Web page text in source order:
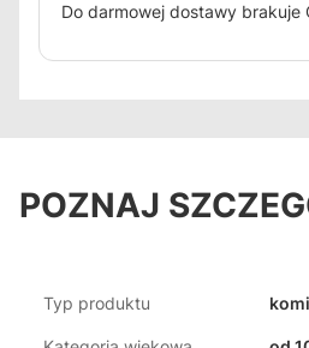
Do darmowej dostawy brakuje
POZNAJ
Typ produktu